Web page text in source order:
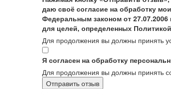
даю своё согласие на обработку
Федеральным законом от
для целей, определенных
Для продолжения вы должны принять
Я согласен на обработку
Для продолжения вы должны принять
Отправить отзыв